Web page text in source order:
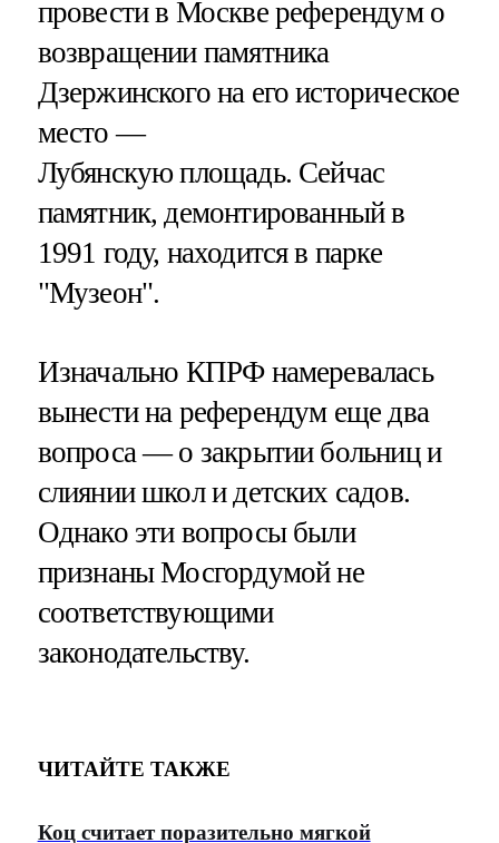
провести в Москве референдум о
возвращении памятника
Дзержинского на его историческое
место —
Лубянскую площадь. Сейчас
памятник, демонтированный в
1991 году, находится в парке
"Музеон".
Изначально КПРФ намеревалась
вынести на референдум еще два
вопроса — о закрытии больниц и
слиянии школ и детских садов.
Однако эти вопросы были
признаны Мосгордумой не
соответствующими
законодательству.
ЧИТАЙТЕ ТАКЖЕ
Коц считает поразительно мягкой